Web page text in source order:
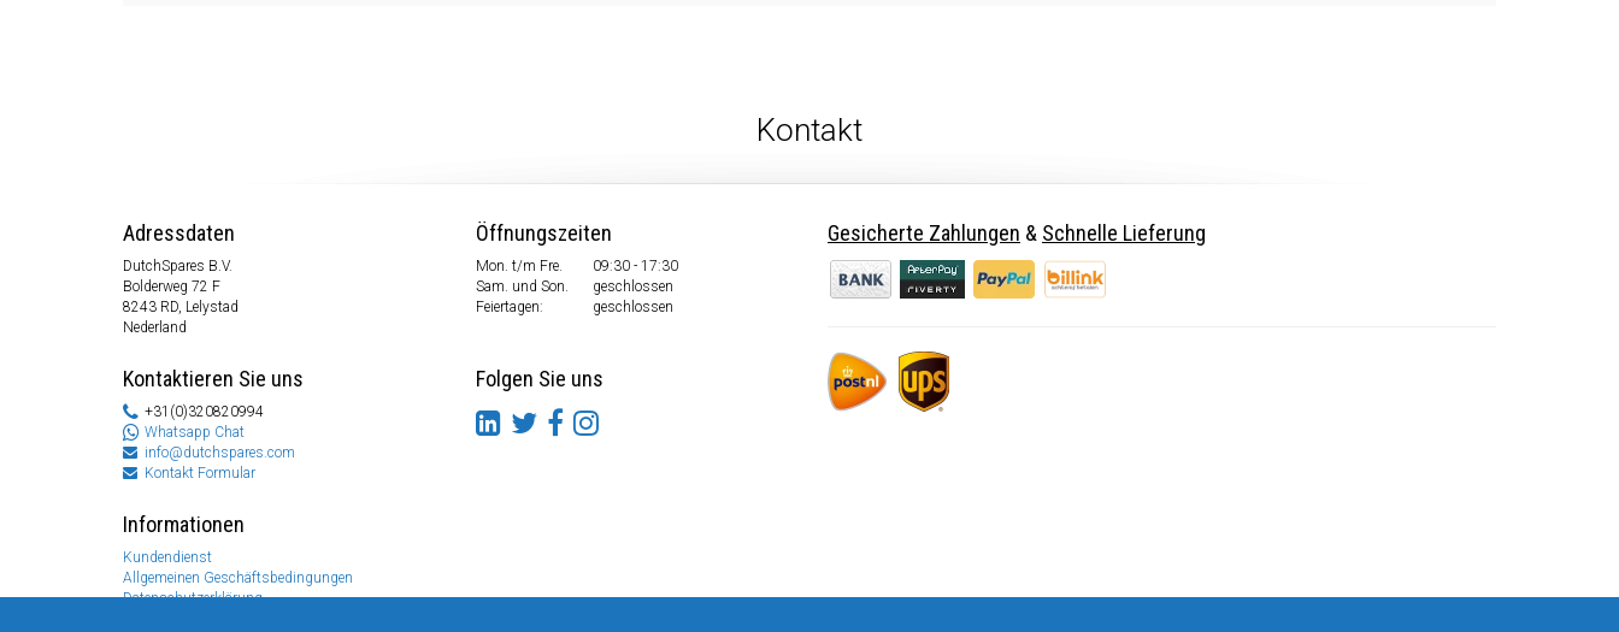
Kontakt
Adressdaten
DutchSpares B.V.
Bolderweg 72 F
8243 RD, Lelystad
Nederland
Kontaktieren Sie uns
+31(0)320820994
Whatsapp Chat
info@dutchspares.com
Kontakt Formular
Informationen
Kundendienst
Allgemeinen Geschäftsbedingungen
Datenschutzerklärung
Öffnungszeiten
Mon. t/m Fre.
09:30 - 17:30
Sam. und Son.
geschlossen
Feiertagen:
geschlossen
Folgen Sie uns
Gesicherte Zahlungen & Schnelle Lieferung